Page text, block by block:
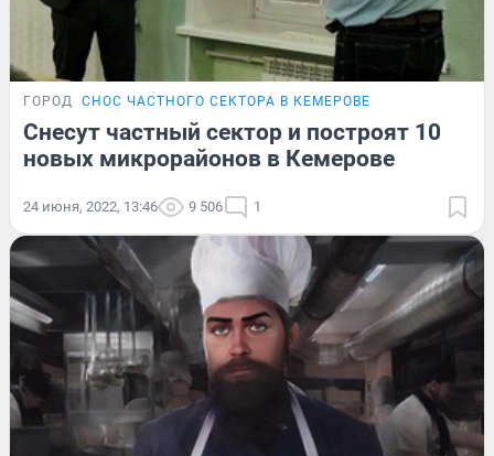
ГОРОД СНОС ЧАСТНОГО СЕКТОРА В КЕМЕРОВЕ
Снесут частный сектор и построят 10
новых микрорайонов в Кемерове
24 июня, 2022, 13:46 9 506 1